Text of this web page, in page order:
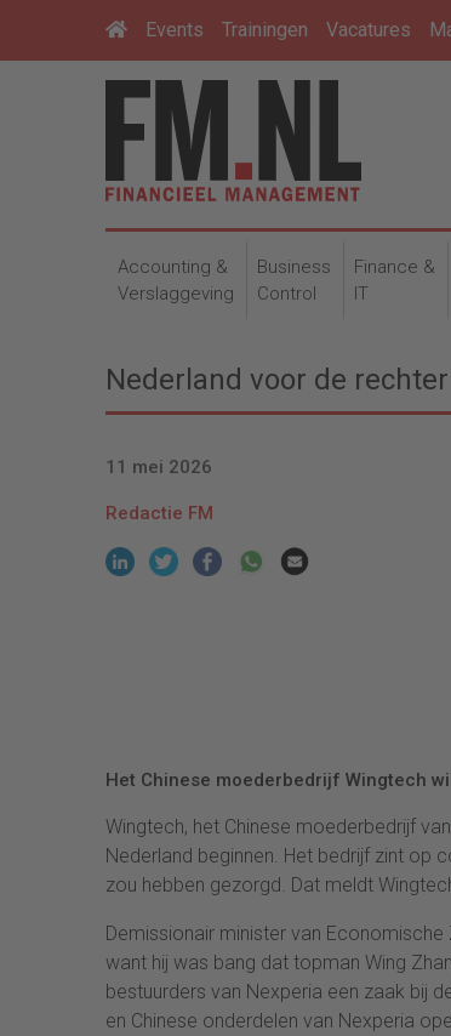
Events Trainingen Vacatures
Accounting &
Verslaggeving
Business
Control
Finance &
IT
Nederland voor de
11 mei 2026
Redactie FM
Het Chinese moederbedrijf Wingtech
Wingtech, het Chinese moederbedrijf van
Nederland beginnen. Het bedrijf zint op
zou hebben gezorgd. Dat meldt
Demissionair minister van
want hij was bang dat topman Wing
bestuurders van Nexperia een zaak bij
en Chinese onderdelen van Nexperia